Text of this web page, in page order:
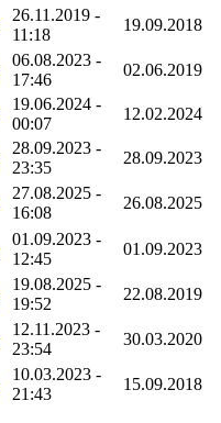
26.11.2019 -
11:18
19.09.2018
06.08.2023 -
17:46
02.06.2019
19.06.2024 -
00:07
12.02.2024
28.09.2023 -
23:35
28.09.2023
27.08.2025 -
16:08
26.08.2025
01.09.2023 -
12:45
01.09.2023
19.08.2025 -
19:52
22.08.2019
12.11.2023 -
23:54
30.03.2020
10.03.2023 -
21:43
15.09.2018